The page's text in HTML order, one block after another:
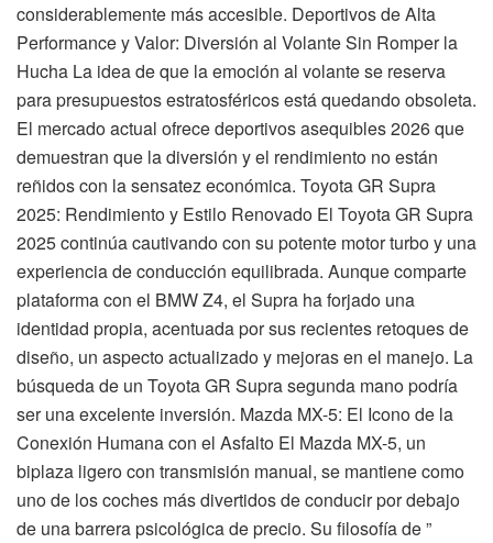
considerablemente más accesible. Deportivos de Alta
Performance y Valor: Diversión al Volante Sin Romper la
Hucha La idea de que la emoción al volante se reserva
para presupuestos estratosféricos está quedando obsoleta.
El mercado actual ofrece deportivos asequibles 2026 que
demuestran que la diversión y el rendimiento no están
reñidos con la sensatez económica. Toyota GR Supra
2025: Rendimiento y Estilo Renovado El Toyota GR Supra
2025 continúa cautivando con su potente motor turbo y una
experiencia de conducción equilibrada. Aunque comparte
plataforma con el BMW Z4, el Supra ha forjado una
identidad propia, acentuada por sus recientes retoques de
diseño, un aspecto actualizado y mejoras en el manejo. La
búsqueda de un Toyota GR Supra segunda mano podría
ser una excelente inversión. Mazda MX-5: El Icono de la
Conexión Humana con el Asfalto El Mazda MX-5, un
biplaza ligero con transmisión manual, se mantiene como
uno de los coches más divertidos de conducir por debajo
de una barrera psicológica de precio. Su filosofía de ”